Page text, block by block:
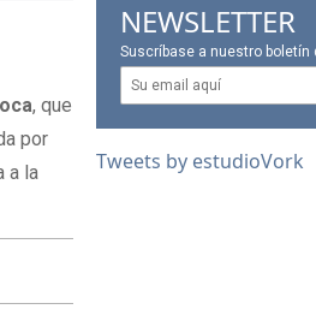
, que
por
a la
NEWSLETTER
Suscríbase a nuestro boletín
Tweets by estudioVork